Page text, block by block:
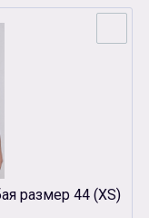
размер 44 (XS)